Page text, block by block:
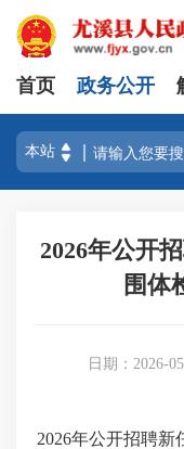
首页 政务公开
2026年公开
围体
日期：2026-
2026年公开招聘